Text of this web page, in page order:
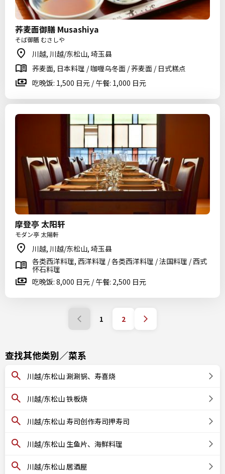
荞麦面御膳 Musashiya
そば御膳 むさしや
川越, 川越/东松山, 埼玉县
荞麦面, 日本料理 / 咖喱乌冬面 / 荞麦面 / 日式糕点
吃晚饭: 1,500 日元 / 午餐: 1,000 日元
摩登亭 太阳轩
モダン亭 太陽軒
川越, 川越/东松山, 埼玉县
各类西洋料理, 西洋料理 / 各类西洋料理 / 法国料理 / 西式
怀石料理
吃晚饭: 8,000 日元 / 午餐: 2,500 日元
1 2
查找其他类别／菜系
川越/东松山 涮涮锅、寿喜烧
川越/东松山 铁板烧
川越/东松山 寿司创作寿司押寿司
川越/东松山 生鱼片、海鲜料理
川越/东松山 居酒屋